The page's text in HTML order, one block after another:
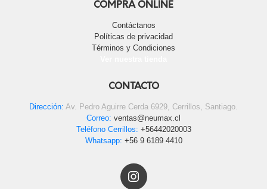
COMPRA ONLINE
Contáctanos
Políticas de privacidad
Términos y Condiciones
CONTACTO
Dirección: Av. Pedro Aguirre Cerda 6929, Cerrillos, Santiago.
Correo: ventas@neumax.cl
Teléfono Cerrillos: +56442020003
Whatsapp: +56 9 6189 4410